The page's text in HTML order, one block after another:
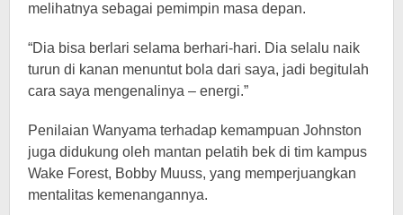
melihatnya sebagai pemimpin masa depan.
“Dia bisa berlari selama berhari-hari. Dia selalu naik
turun di kanan menuntut bola dari saya, jadi begitulah
cara saya mengenalinya – energi.”
Penilaian Wanyama terhadap kemampuan Johnston
juga didukung oleh mantan pelatih bek di tim kampus
Wake Forest, Bobby Muuss, yang memperjuangkan
mentalitas kemenangannya.